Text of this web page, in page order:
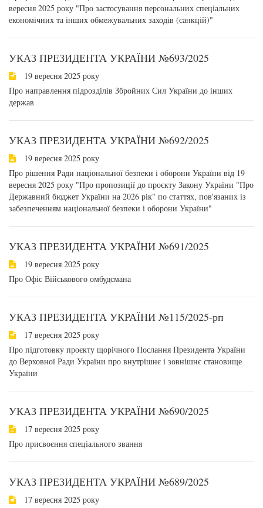
вересня 2025 року "Про застосування персональних спеціальних
економічних та інших обмежувальних заходів (санкцій)"
УКАЗ ПРЕЗИДЕНТА УКРАЇНИ №693/2025
19 вересня 2025 року
Про направлення підрозділів Збройних Сил України до інших
держав
УКАЗ ПРЕЗИДЕНТА УКРАЇНИ №692/2025
19 вересня 2025 року
Про рішення Ради національної безпеки і оборони України від 19
вересня 2025 року "Про пропозиції до проєкту Закону України "Про
Державний бюджет України на 2026 рік" по статтях, пов'язаних із
забезпеченням національної безпеки і оборони України"
УКАЗ ПРЕЗИДЕНТА УКРАЇНИ №691/2025
19 вересня 2025 року
Про Офіс Військового омбудсмана
УКАЗ ПРЕЗИДЕНТА УКРАЇНИ №115/2025-рп
17 вересня 2025 року
Про підготовку проєкту щорічного Послання Президента України
до Верховної Ради України про внутрішнє і зовнішнє становище
України
УКАЗ ПРЕЗИДЕНТА УКРАЇНИ №690/2025
17 вересня 2025 року
Про присвоєння спеціального звання
УКАЗ ПРЕЗИДЕНТА УКРАЇНИ №689/2025
17 вересня 2025 року